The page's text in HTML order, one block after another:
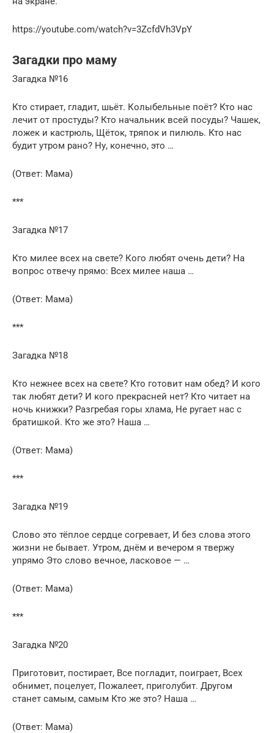
https://youtube.com/watch?v=3ZcfdVh3VpY
Загадки про маму
Загадка №16
Кто стирает, гладит, шьёт. Колыбельные поёт? Кто нас
лечит от простуды? Кто начальник всей посуды? Чашек,
ложек и кастрюль, Щёток, тряпок и пилюль. Кто нас
будит утром рано? Ну, конечно, это …
(Ответ: Мама)
***
Загадка №17
Кто милее всех на свете? Кого любят очень дети? На
вопрос отвечу прямо: Всех милее наша …
(Ответ: Мама)
***
Загадка №18
Кто нежнее всех на свете? Кто готовит нам обед? И кого
так любят дети? И кого прекрасней нет? Кто читает на
ночь книжки? Разгребая горы хлама, Не ругает нас с
братишкой. Кто же это? Наша …
(Ответ: Мама)
***
Загадка №19
Слово это тёплое сердце согревает, И без слова этого
жизни не бывает. Утром, днём и вечером я твержу
упрямо Это слово вечное, ласковое — …
(Ответ: Мама)
***
Загадка №20
Приготовит, постирает, Все погладит, поиграет, Всех
обнимет, поцелует, Пожалеет, приголубит. Другом
станет самым, самым Кто же это? Наша …
(Ответ: Мама)